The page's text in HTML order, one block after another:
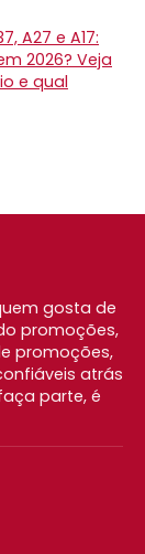
A27 e A17:
2026? Veja
e qual
gosta de
promoções,
promoções,
atrás
parte, é